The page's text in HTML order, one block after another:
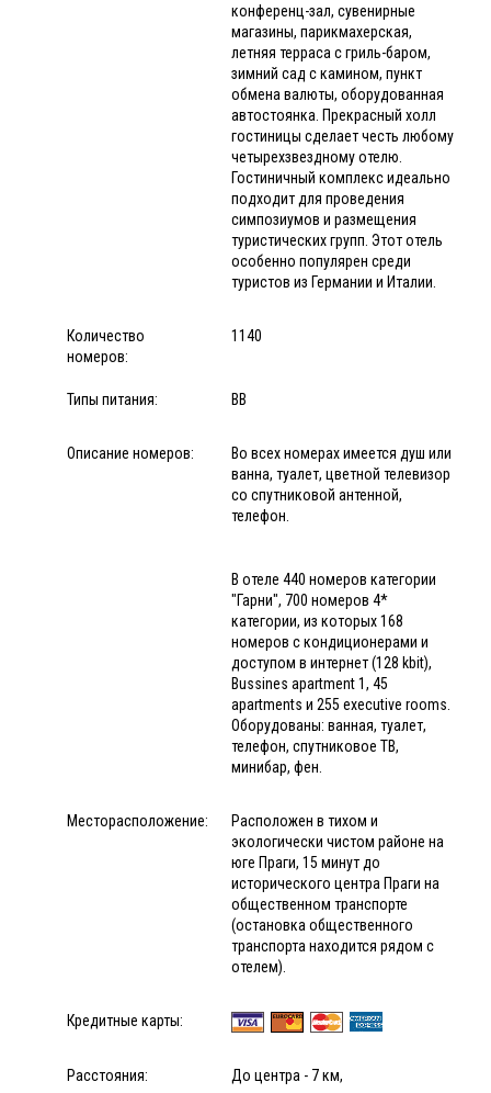
конференц-зал, сувенирные
магазины, парикмахерская,
летняя терраса с гриль-баром,
зимний сад с камином, пункт
обмена валюты, оборудованная
автостоянка. Прекрасный холл
гостиницы сделает честь любому
четырехзвездному отелю.
Гостиничный комплекс идеально
подходит для проведения
симпозиумов и размещения
туристических групп. Этот отель
особенно популярен среди
туристов из Германии и Италии.
Количество
номеров:
1140
Типы питания: BB
Описание номеров:
Во всех номерах имеется душ или
ванна, туалет, цветной телевизор
со спутниковой антенной,
телефон.
В отеле 440 номеров категории
"Гарни", 700 номеров 4*
категории, из которых 168
номеров с кондиционерами и
доступом в интернет (128 kbit),
Bussines apartment 1, 45
apartments и 255 executive rooms.
Оборудованы: ванная, туалет,
телефон, спутниковое ТВ,
минибар, фен.
Месторасположение:
Расположен в тихом и
экологически чистом районе на
юге Праги, 15 минут до
исторического центра Праги на
общественном транспорте
(остановка общественного
транспорта находится рядом с
отелем).
Кредитные карты:
Расстояния:
До центра - 7 км,